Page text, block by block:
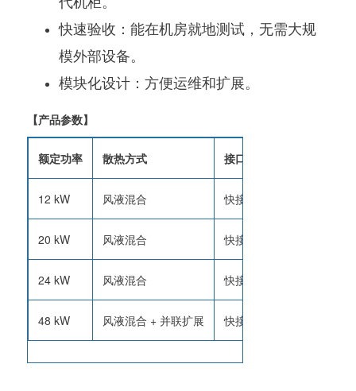
代机柜。
快速验收：能在机房就地测试，无需大规
模外部设备。
模块化设计：方便运维和扩展。
【产品参数】
额定功率 散热方式 接口类型
12 kW 风液混合 快接 + 航空插头
20 kW 风液混合 快接 + 航空插头
24 kW 风液混合 快接 + 航空插头
48 kW 风液混合 + 并联扩展 快接 + 航空插头